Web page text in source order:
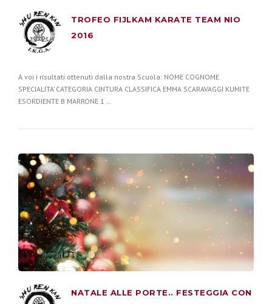
TROFEO FIJLKAM KARATE TEAM NIO
2016
A voi i risultati ottenuti dalla nostra Scuola: NOME COGNOME
SPECIALITA’ CATEGORIA CINTURA CLASSIFICA EMMA SCARAVAGGI KUMITE
ESORDIENTE B MARRONE 1 …
NATALE ALLE PORTE.. FESTEGGIA CON